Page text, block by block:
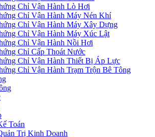
Chỉ Vận Hành Lò Hơi
Chỉ Vận Hành Máy Nén Khí
Chỉ Vận Hành Máy Xây Dựng
Chỉ Vận Hành Máy Xúc Lật
Chỉ Vận Hành Nồi Hơi
Chỉ Cấp Thoát Nước
Chỉ Vận Hành Thiết Bị Áp Lực
Chỉ Vận Hành Trạm Trộn Bê Tông
Toán
Trị Kinh Doanh